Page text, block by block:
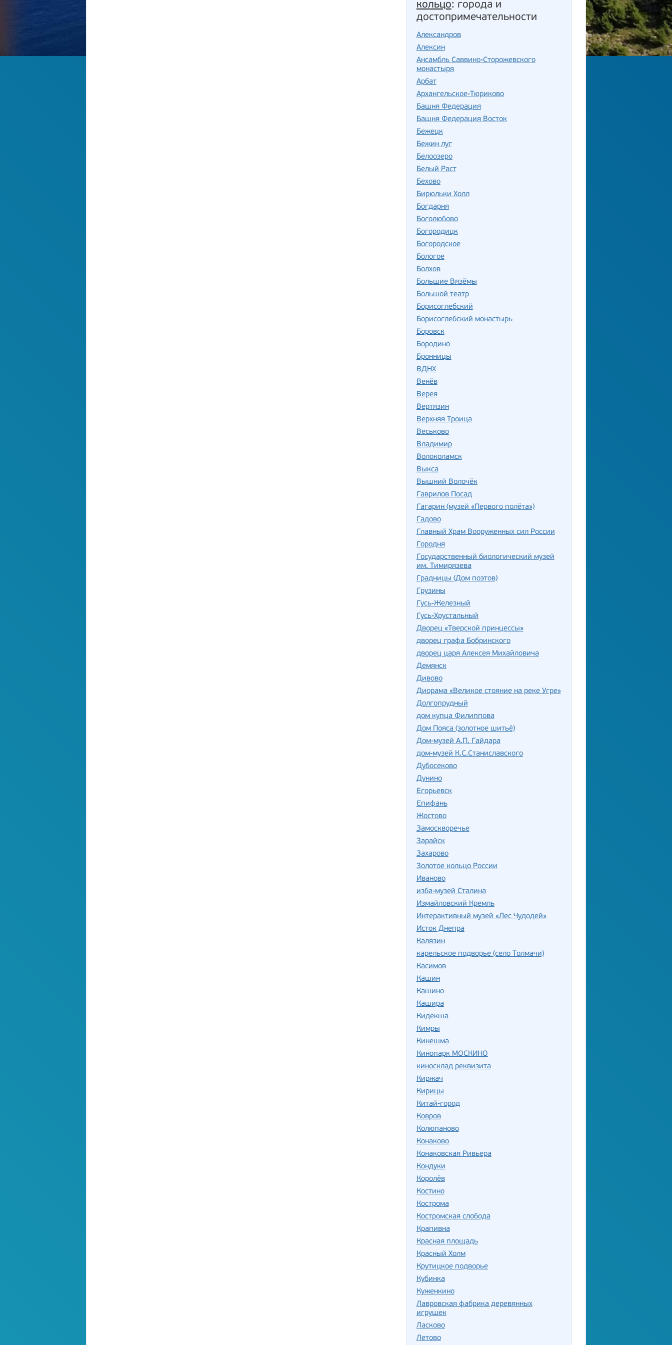
кольцо: города и
достопримечательности
Александров
Алексин
Ансамбль Саввино-Сторожевского
монастыря
Арбат
Архангельское-Тюриково
Башня Федерация
Башня Федерация Восток
Бежецк
Бежин луг
Белоозеро
Белый Раст
Бехово
Бирюльки Холл
Богдарня
Боголюбово
Богородицк
Богородское
Бологое
Болхов
Большие Вязёмы
Большой театр
Борисоглебский
Борисоглебский монастырь
Боровск
Бородино
Бронницы
ВДНХ
Венёв
Верея
Вертязин
Верхняя Троица
Веськово
Владимир
Волоколамск
Выкса
Вышний Волочёк
Гаврилов Посад
Гагарин (музей «Первого полёта»)
Гадово
Главный Храм Вооруженных сил России
Городня
Государственный биологический музей
им. Тимирязева
Градницы (Дом поэтов)
Грузины
Гусь-Железный
Гусь-Хрустальный
Дворец «Тверской принцессы»
дворец графа Бобринского
дворец царя Алексея Михайловича
Демянск
Дивово
Диорама «Великое стояние на реке Угре»
Долгопрудный
дом купца Филиппова
Дом Пояса (золотное шитьё)
Дом-музей А.П. Гайдара
дом-музей К.С.Станиславского
Дубосеково
Дунино
Егорьевск
Епифань
Жостово
Замоскворечье
Зарайск
Захарово
Золотое кольцо России
Иваново
изба-музей Сталина
Измайловский Кремль
Интерактивный музей «Лес Чудодей»
Исток Днепра
Калязин
карельское подворье (село Толмачи)
Касимов
Кашин
Кашино
Кашира
Кидекша
Кимры
Кинешма
Кинопарк МОСКИНО
киносклад реквизита
Киржач
Кирицы
Китай-город
Ковров
Колюпаново
Конаково
Конаковская Ривьера
Кондуки
Королёв
Костино
Кострома
Костромская слобода
Крапивна
Красная площадь
Красный Холм
Крутицкое подворье
Кубинка
Куженкино
Лавровская фабрика деревянных
игрушек
Ласково
Летово